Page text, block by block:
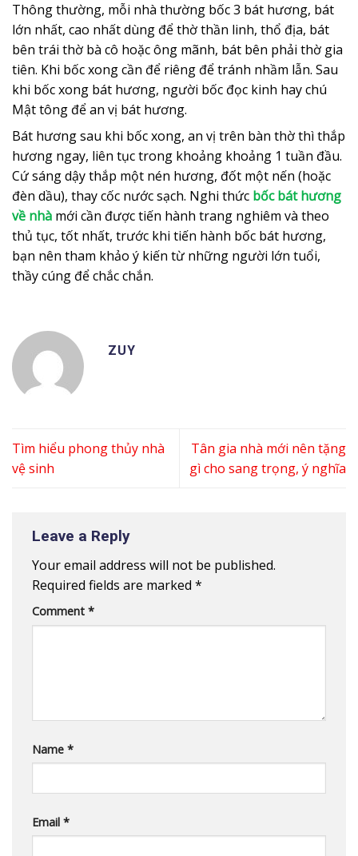
Thông thường, mỗi nhà thường bốc 3 bát hương, bát
lớn nhất, cao nhất dùng để thờ thần linh, thổ địa, bát
bên trái thờ bà cô hoặc ông mãnh, bát bên phải thờ gia
tiên. Khi bốc xong cần để riêng để tránh nhầm lẫn. Sau
khi bốc xong bát hương, người bốc đọc kinh hay chú
Mật tông để an vị bát hương.
Bát hương sau khi bốc xong, an vị trên bàn thờ thì thắp
hương ngay, liên tục trong khoảng khoảng 1 tuần đầu.
Cứ sáng dậy thắp một nén hương, đốt một nến (hoặc
đèn dầu), thay cốc nước sạch. Nghi thức bốc bát hương
về nhà mới cần được tiến hành trang nghiêm và theo
thủ tục, tốt nhất, trước khi tiến hành bốc bát hương,
bạn nên tham khảo ý kiến từ những người lớn tuổi,
thầy cúng để chắc chắn.
ZUY
Tìm hiểu phong thủy nhà
vệ sinh
Tân gia nhà mới nên tặng
gì cho sang trọng, ý nghĩa
Leave a Reply
Your email address will not be published.
Required fields are marked *
Comment *
Name *
Email *